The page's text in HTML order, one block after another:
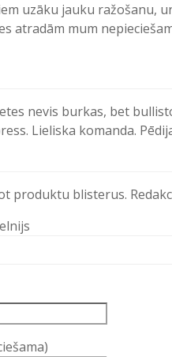
uzāku jauku ražošanu,
atradām mum
nevis burkas, bet
Lieliska komanda.
produktu blisterus.